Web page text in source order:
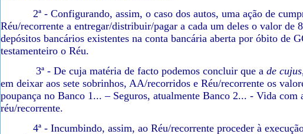
2ª - Configurando, assim, o caso dos autos, uma ação de
Réu/recorrente a entregar/distribuir/pagar a cada um deles o valor de
depósitos bancários existentes na conta bancária aberta por óbito de
testamenteiro o Réu.
3ª - De cuja matéria de facto podemos concluir que a de
em deixar aos sete sobrinhos, AA/recorridos e Réu/recorrente os
poupança no Banco 1... – Seguros, atualmente Banco 2... - Vida
réu/recorrente.
4ª - Incumbindo, assim, ao Réu/recorrente proceder à execução